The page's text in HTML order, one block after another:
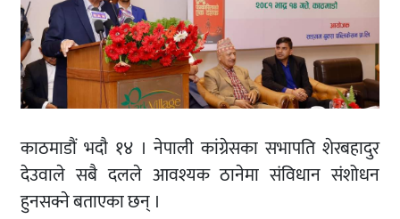
काठमाडौं भदाै १४ । नेपाली कांग्रेसका सभापति शेरबहादुर
देउवाले सबै दलले आवश्यक ठानेमा संविधान संशोधन
हुनसक्ने बताएका छन् ।